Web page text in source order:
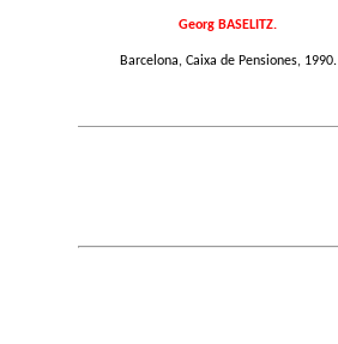
Georg BASELITZ.
Barcelona, Caixa de Pensiones, 1990.